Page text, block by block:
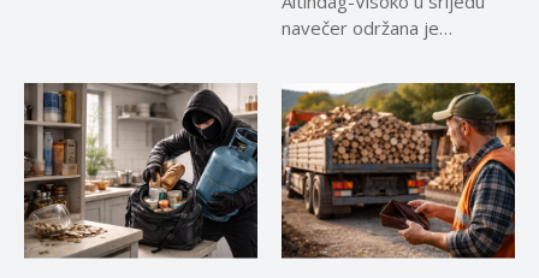
navečer održana je